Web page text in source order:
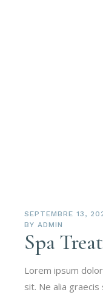
SEPTEMBRE 13,
BY ADMIN
Spa
Lorem ipsum
sit. Ne alia